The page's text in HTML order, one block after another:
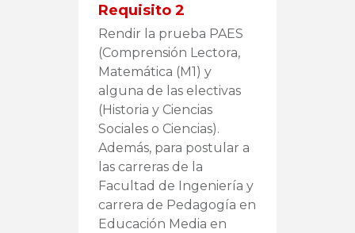
Requisito 2
Rendir la prueba PAES
(Comprensión Lectora,
Matemática (M1) y
alguna de las electivas
(Historia y Ciencias
Sociales o Ciencias).
Además, para postular a
las carreras de la
Facultad de Ingeniería y
carrera de Pedagogía en
Educación Media en